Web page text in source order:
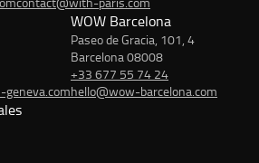
WOW Barcelona
Paseo de Gracia, 101, 4
Barcelona 08008
+33 677 55 74 24
hello@wow-barcelona.com